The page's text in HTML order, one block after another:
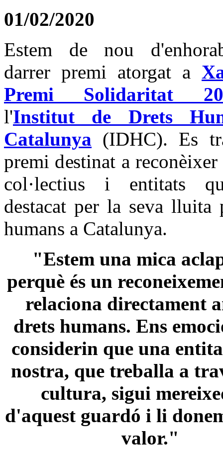
01/02/2020
Estem de nou
darrer premi atorgat a
Premi Solidaritat
l'Institut de Drets
Catalunya (IDHC). Es
premi destinat a reconèixer
col·lectius i entitats
destacat per la seva lluita
humans a Catalunya.
"Estem una mica
perquè és un
relaciona directament
drets humans. Ens
considerin que una
nostra, que treballa a
cultura, sigui
d'aquest guardó i li
valor."